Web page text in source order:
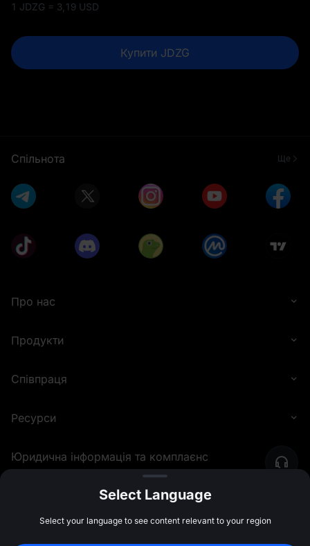
1 JDZG = 3,19 USD
Купити JDZG
Спільнота Ще
Про нас
Продукти
Співпраця
Ресурси
Юридична інформація та комплаєнс
©2026 MEXC.COM
Select Language
Select your language to see content relevant to your region